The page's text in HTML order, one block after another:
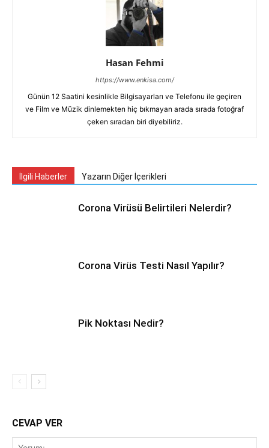
Hasan Fehmi
https://www.enkisa.com/
Günün 12 Saatini kesinlikle Bilgisayarları ve Telefonu ile geçiren
ve Film ve Müzik dinlemekten hiç bıkmayan arada sırada fotoğraf
çeken sıradan biri diyebiliriz.
İlgili Haberler Yazarın Diğer İçerikleri
Corona Virüsü Belirtileri Nelerdir?
Corona Virüs Testi Nasıl Yapılır?
Pik Noktası Nedir?
CEVAP VER